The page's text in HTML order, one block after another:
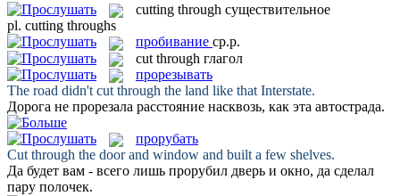
cutting through существительное
pl. cutting throughs
пробивание ср.р.
cut through глагол
прорезывать
The road didn't cut through the land like that Interstate.
Дорога не прорезала расстояние насквозь, как эта автострада.
прорубать
Cut through the door and window and built a few shelves.
Да будет вам - всего лишь прорубил дверь и окно, да сделал
пару полочек.